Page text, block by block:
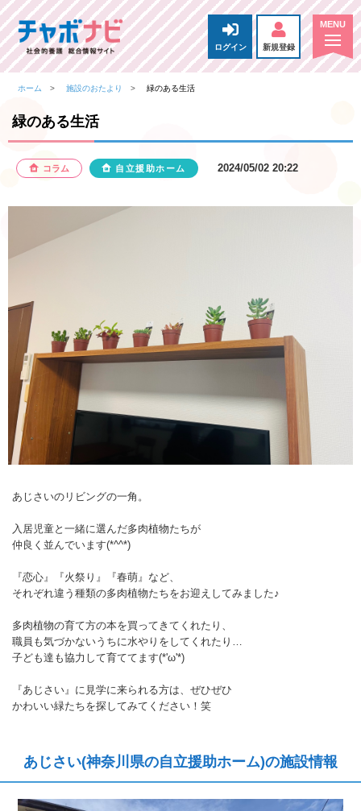
ログイン 新規登録
ホーム 施設のおたより 緑のある生活
緑のある生活
コラム 自立援助ホーム 2024/05/02 20:22
あじさいのリビングの一角。
入居児童と一緒に選んだ多肉植物たちが
仲良く並んでいます(*^^*)
『恋心』『火祭り』『春萌』など、
それぞれ違う種類の多肉植物たちをお迎えしてみました♪
多肉植物の育て方の本を買ってきてくれたり、
職員も気づかないうちに水やりをしてくれたり…
子ども達も協力して育ててます(*'ω'*)
『あじさい』に見学に来られる方は、ぜひぜひ
かわいい緑たちを探してみてください！笑
あじさい(神奈川県の自立援助ホーム)の施設情報